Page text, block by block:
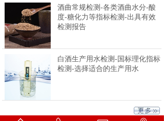
酒曲常规检测-各类酒曲水分-酸
度-糖化力等指标检测-出具有效
检测报告
白酒生产用水检测-国标理化指标
检测-选择适合的生产用水